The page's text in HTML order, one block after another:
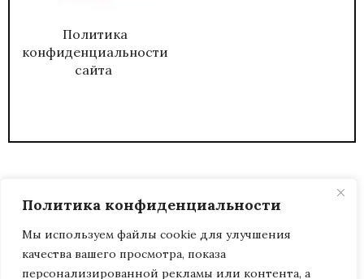
Политика конфиденциальности
Мы используем файлы cookie для улучшения
качества вашего просмотра, показа
персонализированной рекламы или контента, а
Политика
конфиденциальности
сайта